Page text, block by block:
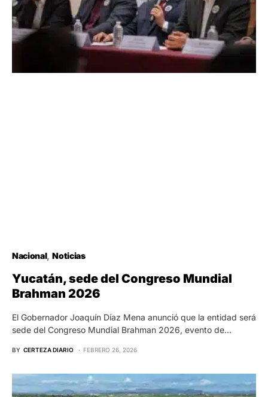
Nacional Noticias
Yucatán, sede del Congreso Mundial
Brahman 2026
El Gobernador Joaquín Díaz Mena anunció que la entidad será
sede del Congreso Mundial Brahman 2026, evento de…
BY CERTEZA DIARIO FEBRERO 26, 2026